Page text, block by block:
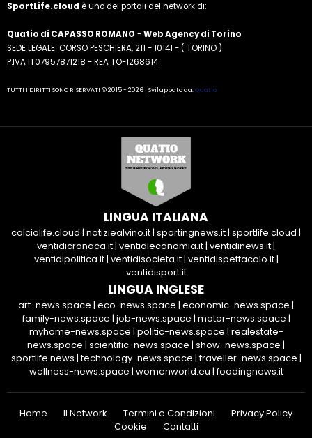
SportLife.cloud è uno dei portali del network di:
Quatio di CAPASSO ROMANO -Web Agency di Torino
SEDE LEGALE: CORSO PESCHIERA, 211 - 10141 - ( TORINO )
P.IVA IT07957871218 - REA TO-1268614
TUTTI I DIRITTI SONO RISERVATI © 2015 - 2026 | Sviluppato da:Quatio
LINGUA ITALIANA
calciolife.cloud | notiziealvino.it| sportingnews.it| sportlife.cloud |
ventidicronaca.it| ventidieconomia.it| ventidinews.it|
ventidipolitica.it| ventidisocieta.it| ventidispettacolo.it|
ventidisport.it
LINGUA INGLESE
art-news.space | eco-news.space | economic-news.space |
family-news.space | job-news.space | motor-news.space |
myhome-news.space | politic-news.space | realestate-
news.space | scientific-news.space | show-news.space |
sportlife.news |technology-news.space |traveller-news.space |
wellness-news.space | womenworld.eu |foodingnews.it
Home Il Network Termini e Condizioni
Privacy Policy
Cookie
Contatti